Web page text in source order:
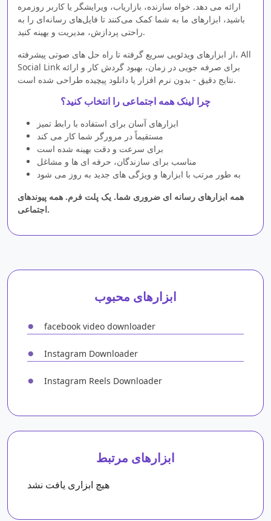
ارائه می دهد. خواه سازنده، بازاریاب، ویرایشگر یا کاربر روزمره
باشید، ابزارهای ما به شما کمک می‌کنند تا فایل‌های رسانه‌ای را به
راحتی پردازش، مدیریت و بهینه کنید.
از ابزارهای ویدئویی سریع گرفته تا راه حل های صوتی پیشرفته، All
Social Link برای صرفه جویی در زمان، بهبود گردش کار و ارائه
نتایج دقیق - بدون نرم افزار یا دانلود پیچیده طراحی شده است.
چرا لینک همه اجتماعی را انتخاب کنید؟
ابزارهای آسان برای استفاده با رابط تمیز
مستقیماً در مرورگر شما کار می کند
برای سرعت و دقت بهینه شده است
مناسب برای سازندگان، حرفه ای ها و مشاغل
به طور مرتب با ابزارها و ویژگی های جدید به روز می شود
همه ابزارهای رسانه ای ضروری شما. یک پلت فرم. همه پیوندهای
اجتماعی.
ابزارهای محبوب
●
facebook video downloader
● Instagram Downloader
● Instagram Reels Downloader
ابزارهای مرتبط
هیچ ابزاری یافت نشد